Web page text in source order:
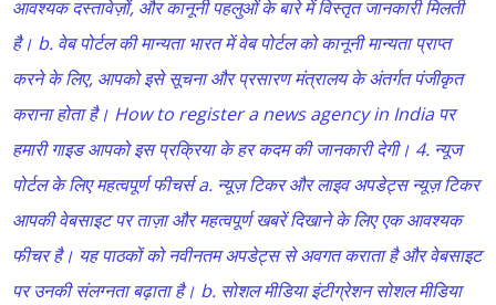
आवश्यक दस्तावेज़ों, और कानूनी पहलुओं के बारे में विस्तृत जानकारी मिलती
है। b. वेब पोर्टल की मान्यता भारत में वेब पोर्टल को कानूनी मान्यता प्राप्त
करने के लिए, आपको इसे सूचना और प्रसारण मंत्रालय के अंतर्गत पंजीकृत
कराना होता है। How to register a news agency in India पर
हमारी गाइड आपको इस प्रक्रिया के हर कदम की जानकारी देगी। 4. न्यूज
पोर्टल के लिए महत्वपूर्ण फीचर्स a. न्यूज़ टिकर और लाइव अपडेट्स न्यूज़ टिकर
आपकी वेबसाइट पर ताज़ा और महत्वपूर्ण खबरें दिखाने के लिए एक आवश्यक
फीचर है। यह पाठकों को नवीनतम अपडेट्स से अवगत कराता है और वेबसाइट
पर उनकी संलग्नता बढ़ाता है। b. सोशल मीडिया इंटीग्रेशन सोशल मीडिया